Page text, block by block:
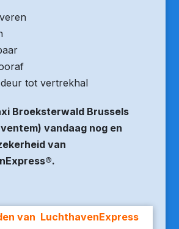
tot vertrekhal
Broeksterwald Brussels
vandaag nog en
van
van LuchthavenExpress